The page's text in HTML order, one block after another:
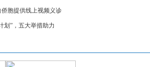
胞提供线上视频义诊
划”，五大举措助力